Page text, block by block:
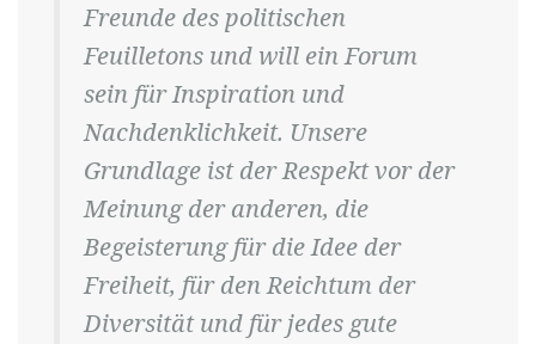
Freunde des politischen
Feuilletons und will ein Forum
sein für Inspiration und
Nachdenklichkeit. Unsere
Grundlage ist der Respekt vor der
Meinung der anderen, die
Begeisterung für die Idee der
Freiheit, für den Reichtum der
Diversität und für jedes gute